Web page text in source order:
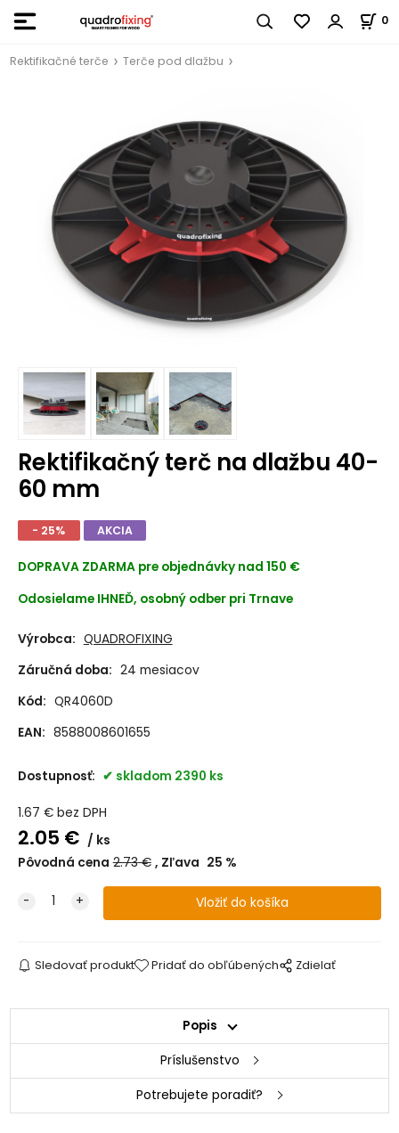
0
Rektifikačné terče Terče pod dlažbu
Rektifikačný terč na dlažbu 40-
60 mm
- 25% AKCIA
DOPRAVA ZDARMA pre objednávky nad 150 €
Odosielame IHNEĎ, osobný odber pri Trnave
Výrobca: QUADROFIXING
Záručná doba: 24 mesiacov
Kód: QR4060D
EAN: 8588008601655
Dostupnosť: skladom 2390 ks
1.67 € bez DPH
2.05 €
ks
Pôvodná cena 2.73€ Zľava 25 %
Sledovať produkt Pridať do obľúbených Zdielať
Popis
Príslušenstvo
Potrebujete poradiť?